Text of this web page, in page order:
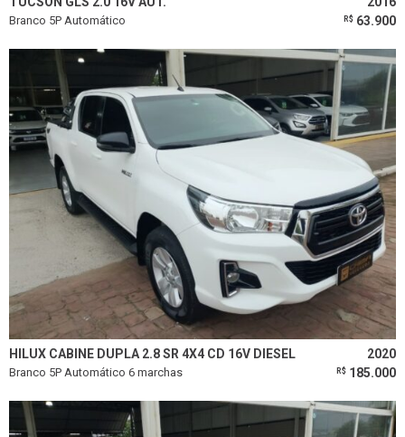
Branco 5P Automático R$ 63.900
HILUX CABINE DUPLA 2.8 SR 4X4 CD 16V DIESEL 2020
Branco 5P Automático 6 marchas R$ 185.000